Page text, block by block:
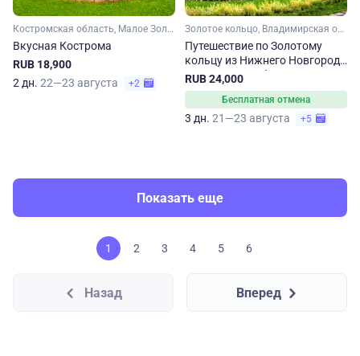
Костромская область, Малое Золотое кольцо, Золотое кольцо
Вкусная Кострома
RUB 18,900
2 дн. 22—23 августа +2
Золотое кольцо, Владимирская область, Костромская область, Ярославская область, Московская область, Малое Золотое кольцо
Путешествие по Золотому
кольцу из Нижнего Новгорода
с мая по сентябрь
RUB 24,000
Бесплатная отмена
3 дн. 21—23 августа +5
Показать еще
1 2 3 4 5 6
Назад Вперед